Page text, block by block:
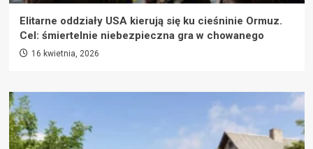
Elitarne oddziały USA kierują się ku cieśninie Ormuz.
Cel: śmiertelnie niebezpieczna gra w chowanego
16 kwietnia, 2026